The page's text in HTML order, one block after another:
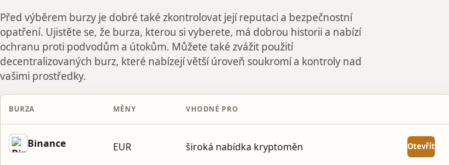
Před výběrem burzy je dobré také zkontrolovat její reputaci a bezpečnostní
opatření. Ujistěte se, že burza, kterou si vyberete, má dobrou historii a nabízí
ochranu proti podvodům a útokům. Můžete také zvážit použití
decentralizovaných burz, které nabízejí větší úroveň soukromí a kontroly nad
vašimi prostředky.
BURZA MĚNY VHODNÉ PRO
Binance EUR široká nabídka kryptoměn Otevřít